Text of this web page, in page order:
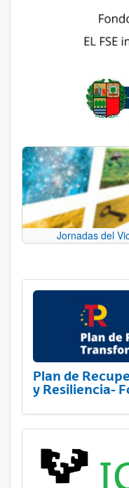
Jornadas del
Plan de
y Resiliencia-